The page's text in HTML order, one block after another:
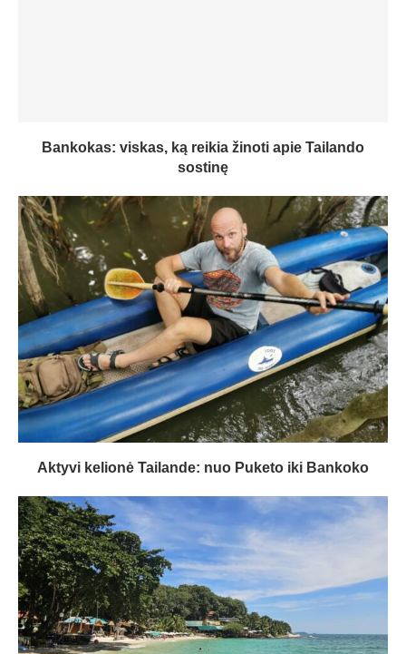
Bankokas: viskas, ką reikia žinoti apie Tailando
sostinę
Aktyvi kelionė Tailande: nuo Puketo iki Bankoko